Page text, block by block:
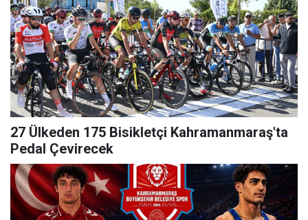
27 Ülkeden 175 Bisikletçi Kahramanmaraş'ta
Pedal Çevirecek